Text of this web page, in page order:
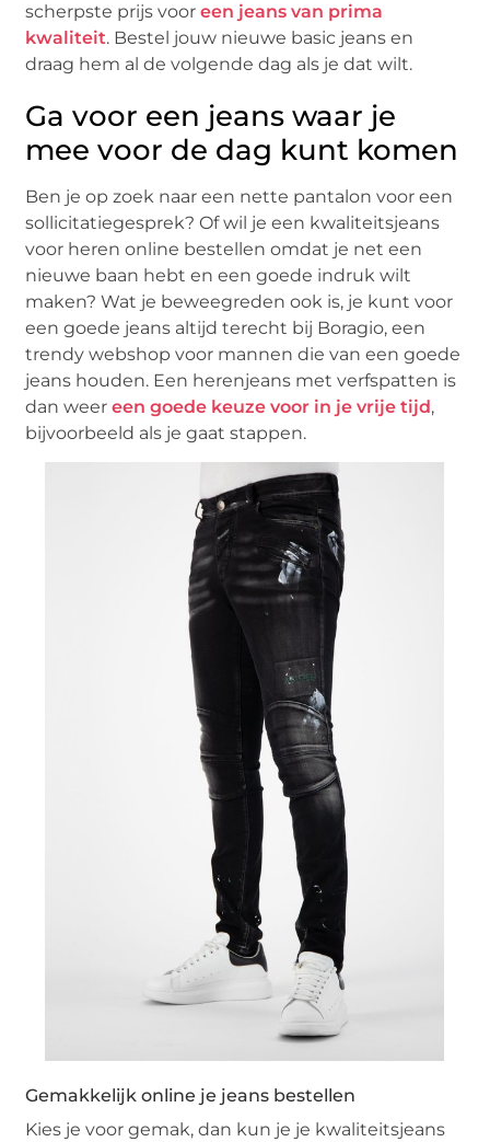
scherpste prijs vooreen jeans van prima
kwaliteit. Bestel jouw nieuwe basic jeans en
draag hem al de volgende dag als je dat wilt.
Ga voor een jeans waar je
mee voor de dag kunt komen
Ben je op zoek naar een nette pantalon voor een
sollicitatiegesprek? Of wil je een kwaliteitsjeans
voor heren online bestellen omdat je net een
nieuwe baan hebt en een goede indruk wilt
maken? Wat je beweegreden ook is, je kunt voor
een goede jeans altijd terecht bij Boragio, een
trendy webshop voor mannen die van een goede
jeans houden. Een herenjeans met verfspatten is
dan weereen goede keuze voor in je vrije tijd,
bijvoorbeeld als je gaat stappen.
Gemakkelijk online je jeans bestellen
Kies je voor gemak, dan kun je je kwaliteitsjeans